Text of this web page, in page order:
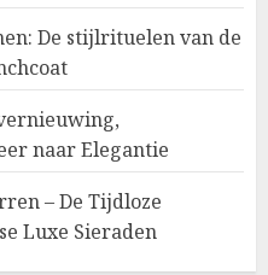
De stijlrituelen van de
naar Elegantie
– De Tijdloze
Luxe Sieraden